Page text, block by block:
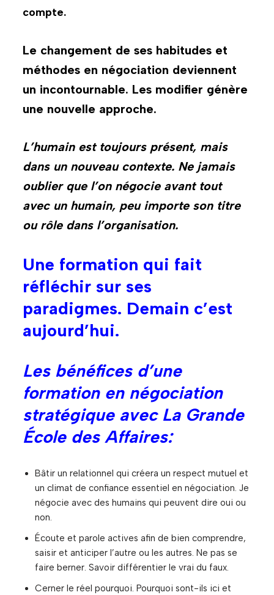
compte.
Le changement de ses habitudes et
méthodes en négociation deviennent
un incontournable. Les modifier génère
une nouvelle approche.
L’humain est toujours présent, mais
dans un nouveau contexte. Ne jamais
oublier que l’on négocie avant tout
avec un humain, peu importe son titre
ou rôle dans l’organisation.
Une formation qui fait
réfléchir sur ses
paradigmes. Demain c’est
aujourd’hui.
Les bénéfices d’une
formation en négociation
stratégique avec La Grande
École des Affaires:
Bâtir un relationnel qui créera un respect mutuel et
un climat de confiance essentiel en négociation. Je
négocie avec des humains qui peuvent dire oui ou
non.
Écoute et parole actives afin de bien comprendre,
saisir et anticiper l’autre ou les autres. Ne pas se
faire berner. Savoir différentier le vrai du faux.
Cerner le réel pourquoi. Pourquoi sont-ils ici et